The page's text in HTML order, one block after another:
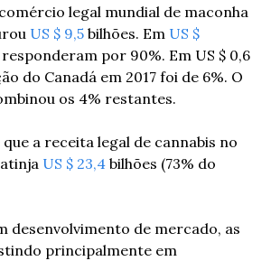
legal mundial de maconha
US $ 9,5 bilhões. Em US $
responderam por 90%. Em US $ 0,6
do Canadá em 2017 foi de 6%. O
os 4% restantes.
a receita legal de cannabis no
US $ 23,4 bilhões (73% do
desenvolvimento de mercado, as
principalmente em